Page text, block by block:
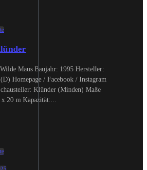
Maus Baujahr: 1995 Hersteller:
Homepage / Facebook / Instagram
Klünder (Minden) Maße
20 m Kapazität:...